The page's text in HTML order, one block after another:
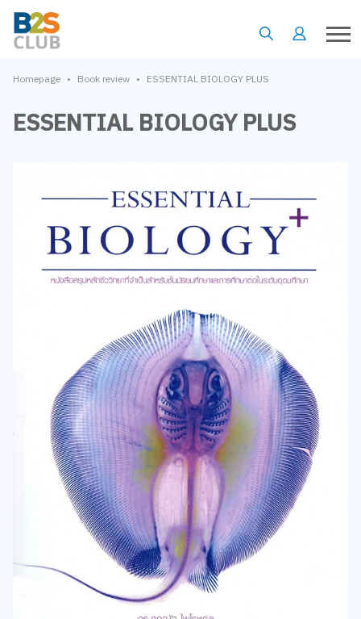
Homepage • Book review • ESSENTIAL BIOLOGY PLUS
ESSENTIAL BIOLOGY PLUS